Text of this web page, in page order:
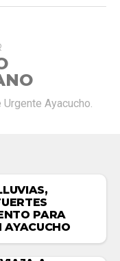
Ayacucho.
PARA
AYACUCHO